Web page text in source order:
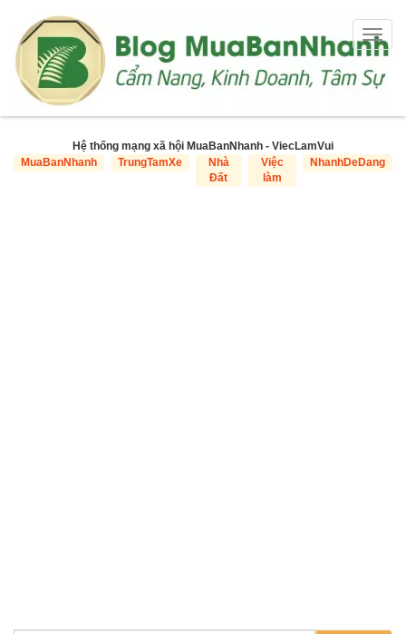
Hệ thống mạng xã hội MuaBanNhanh - ViecLamVui
MuaBanNhanh
TrungTamXe
Nhà
Đất
Việc
làm
NhanhDeDang